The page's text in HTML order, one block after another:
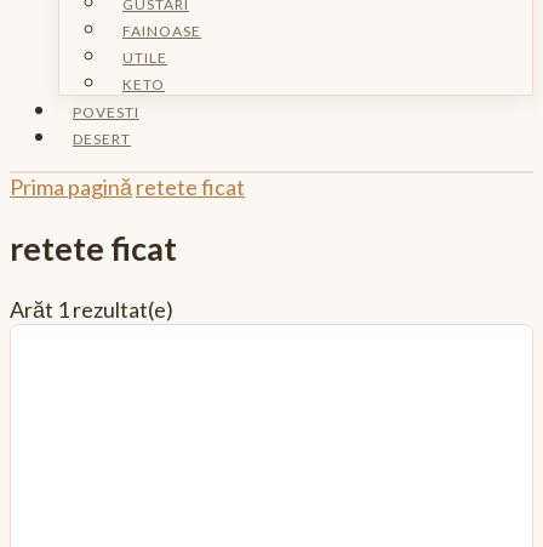
GUSTARI
FAINOASE
UTILE
KETO
POVESTI
DESERT
Prima pagină retete ficat
retete ficat
Arăt 1 rezultat(e)